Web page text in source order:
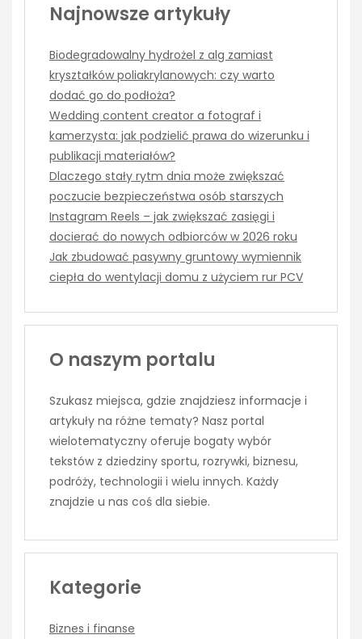
Najnowsze artykuły
Biodegradowalny hydrożel z alg zamiast
kryształków poliakrylanowych: czy warto
dodać go do podłoża?
Wedding content creator a fotograf i
kamerzysta: jak podzielić prawa do wizerunku i
publikacji materiałów?
Dlaczego stały rytm dnia może zwiększać
poczucie bezpieczeństwa osób starszych
Instagram Reels – jak zwiększać zasięgi i
docierać do nowych odbiorców w 2026 roku
Jak zbudować pasywny gruntowy wymiennik
ciepła do wentylacji domu z użyciem rur PCV
O naszym portalu
Szukasz miejsca, gdzie znajdziesz informacje i
artykuły na różne tematy? Nasz portal
wielotematyczny oferuje bogaty wybór
tekstów z dziedziny sportu, rozrywki, biznesu,
podróży, technologii i wielu innych. Każdy
znajdzie u nas coś dla siebie.
Kategorie
Biznes i finanse